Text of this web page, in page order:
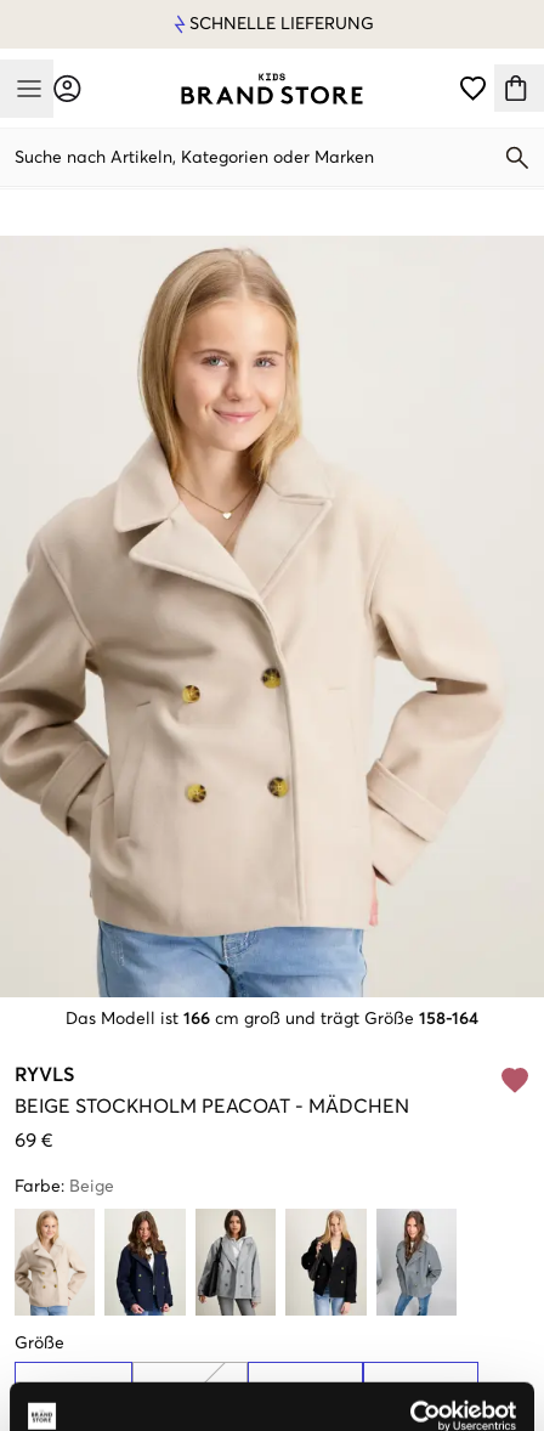
SCHNELLE LIEFERUNG
Mobile Menu
Suche nach Artikeln, Kategorien oder Marken
Das Modell ist 166 cm groß und trägt Größe 158-164
RYVLS
BEIGE STOCKHOLM PEACOAT - MÄDCHEN
69 €
Farbe: Beige
Größe
170-176 cm